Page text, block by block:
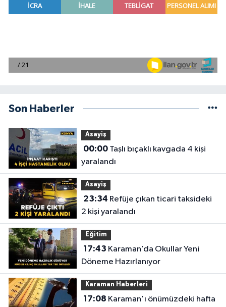
Son Haberler
Asayiş
00:00Taşlı bıçaklı kavgada 4 kişi
yaralandı
Asayiş
23:34
2 kişi yaralandı
Eğitim
17:43
Döneme Hazırlanıyor
Karaman Haberleri
17:08